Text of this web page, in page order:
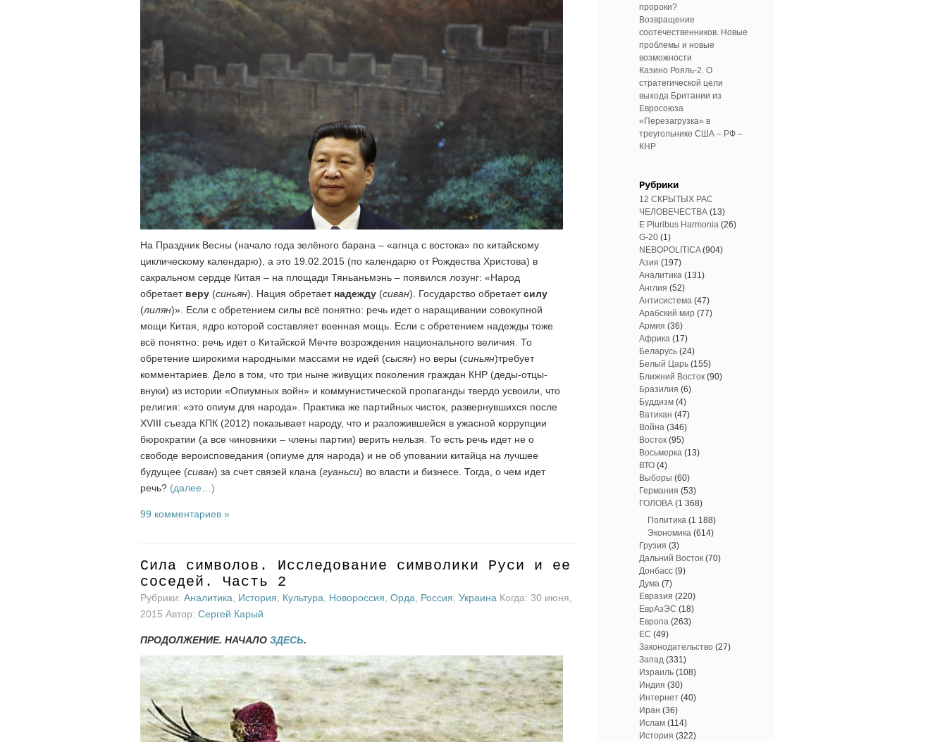
На Праздник Весны (начало года зелёного барана – «агнца с востока» по китайскому
циклическому календарю), а это 19.02.2015 (по календарю от Рождества Христова) в
сакральном сердце Китая – на площади Тяньаньмэнь – появился лозунг: «Народ
обретает веру (синьян). Нация обретает надежду (сиван). Государство обретаетсилу
(лилян)». Если с обретением силы всё понятно: речь идет о наращивании совокупной
мощи Китая, ядро которой составляет военная мощь. Если с обретением надежды тоже
всё понятно: речь идет о Китайской Мечте возрождения национального величия. То
обретение широкими народными массами не идей (сысян) но веры (синьян)требует
комментариев. Дело в том, что три ныне живущих поколения граждан КНР (деды-отцы-
внуки) из истории «Опиумных войн» и коммунистической пропаганды твердо усвоили, что
религия: «это опиум для народа». Практика же партийных чисток, развернувшихся после
XVIII съезда КПК (2012) показывает народу, что и разложившейся в ужасной коррупции
бюрократии (а все чиновники – члены партии) верить нельзя. То есть речь идет не о
свободе вероисповедания (опиуме для народа) и не об уповании китайца на лучшее
будущее (сиван) за счет связей клана (гуаньси) во власти и бизнесе. Тогда, о чем идет
речь? (далее…)
99 комментариев »
Сила символов. Исследование символики Руси и ее
соседей. Часть 2
Рубрики: Аналитика История Культура Новороссия Орда Россия Украина Когда: 30 июня,
2015 Автор: Сергей Карый
ПРОДОЛЖЕНИЕ. НАЧАЛО ЗДЕСЬ.
пророки?
Возвращение
соотечественников. Новые
проблемы и новые
возможности
Казино Рояль-2. О
стратегической цели
выхода Британии из
Евросоюза
«Перезагрузка» в
треугольнике США – РФ –
КНР
Рубрики
12 СКРЫТЫХ РАС
ЧЕЛОВЕЧЕСТВА (13)
E Pluribus Harmonia (26)
G-20 (1)
NEBOPOLITICA(904)
Азия (197)
Аналитика (131)
Англия (52)
Антисистема (47)
Арабский мир (77)
Армия (36)
Африка (17)
Беларусь (24)
Белый Царь (155)
Ближний Восток (90)
Бразилия (6)
Буддизм (4)
Ватикан (47)
Война (346)
Восток (95)
Восьмерка (13)
ВТО (4)
Выборы (60)
Германия (53)
ГОЛОВА (1 368)
Политика (1 188)
Экономика (614)
Грузия (3)
Дальний Восток (70)
Донбасс (9)
Дума (7)
Евразия (220)
ЕврАзЭС (18)
Европа (263)
ЕС (49)
Законодательство (27)
Запад (331)
Израиль (108)
Индия (30)
Интернет (40)
Иран (36)
Ислам (114)
История (322)